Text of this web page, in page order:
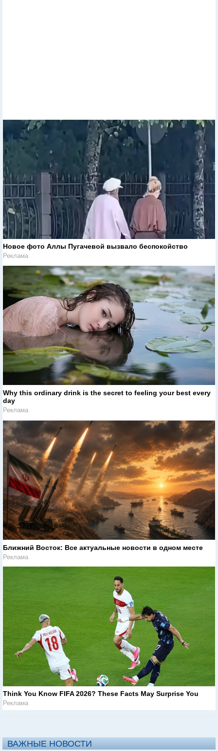
Новое фото Аллы Пугачевой вызвало беспокойство
Реклама
Why this ordinary drink is the secret to feeling your best every
day
Реклама
Ближний Восток: Все актуальные новости в одном месте
Реклама
Think You Know FIFA 2026? These Facts May Surprise You
Реклама
ВАЖНЫЕ НОВОСТИ